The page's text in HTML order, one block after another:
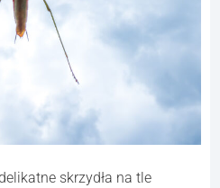
skrzydła na tle